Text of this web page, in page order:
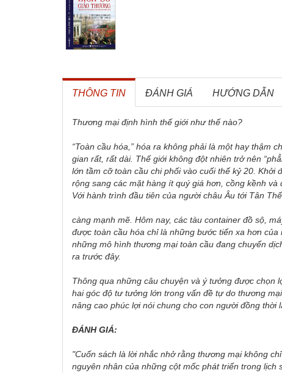
THÔNG TIN ĐÁNH GIÁ HƯỚNG DẪN
Thương mại định hình thế giới như thế nào?
“Toàn cầu hóa,” hóa ra không phải là một hay thậm
gian rất, rất dài. Thế giới không đột nhiên trở nên “
lớn tầm cỡ toàn cầu chi phối vào cuối thế kỷ 20.
rộng sang các mặt hàng ít quý giá hơn, cồng kềnh
Với hành trình đầu tiên của người châu Âu tới Tân
càng mạnh mẽ. Hôm nay, các tàu container đồ sộ,
được toàn cầu hóa chỉ là những bước tiến xa hơn
những mô hình thương mại toàn cầu đang chuyển
ra trước đây.
Thông qua những câu chuyện và ý tưởng được chọn
hai góc độ tư tưởng lớn trong vấn đề tự do thương
nâng cao phúc lợi nói chung cho con người đồng
ĐÁNH GIÁ:
"Cuốn sách là lời nhắc nhở rằng thương mại không
nguyên nhân của những cột mốc phát triển trong